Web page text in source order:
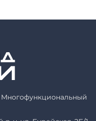
Многофункциональный